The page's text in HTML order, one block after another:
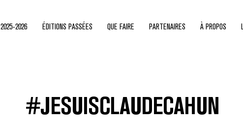
2025-2026 ÉDITIONS PASSÉES QUE FAIRE PARTENAIRES À PROPOS
#JESUISCLAUDECAHUN